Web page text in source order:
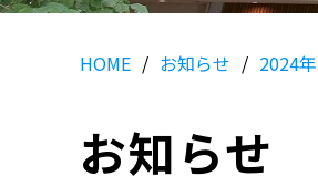
HOME お知らせ 2024年
お知らせ